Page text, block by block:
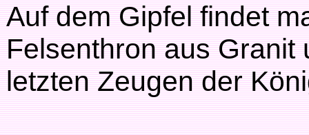
Auf dem Gipfel findet
Felsenthron aus Granit
letzten Zeugen der